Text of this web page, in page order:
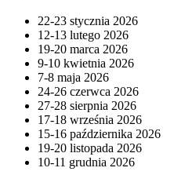
22-23 stycznia 2026
12-13 lutego 2026
19-20 marca 2026
9-10 kwietnia 2026
7-8 maja 2026
24-26 czerwca 2026
27-28 sierpnia 2026
17-18 września 2026
15-16 października 2026
19-20 listopada 2026
10-11 grudnia 2026